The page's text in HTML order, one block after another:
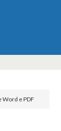
e PDF